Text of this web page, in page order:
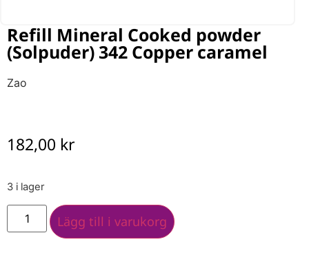
Refill Mineral Cooked powder
(Solpuder) 342 Copper caramel
Zao
182,00 kr
3 i lager
Lägg till i varukorg